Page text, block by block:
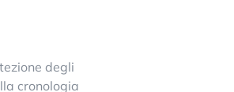
degli
cronologia